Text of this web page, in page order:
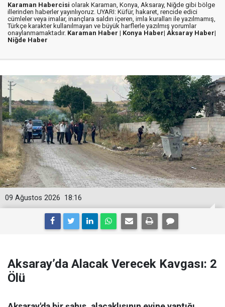
Karaman Habercisi olarak Karaman, Konya, Aksaray, Niğde gibi bölge
illerinden haberler yayınlıyoruz. UYARI: Küfür, hakaret, rencide edici
cümleler veya imalar, inançlara saldırı içeren, imla kuralları ile yazılmamış,
Türkçe karakter kullanılmayan ve büyük harflerle yazılmış yorumlar
onaylanmamaktadır. Karaman Haber | Konya Haber| Aksaray Haber|
Niğde Haber
18:16
09 Ağustos 2026
Aksaray’da Alacak Verecek Kavgası: 2
Ölü